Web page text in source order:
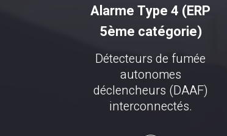
Alarme Type 4 (ERP
5ème catégorie)
Détecteurs de fumée
autonomes
déclencheurs (DAAF)
interconnectés.